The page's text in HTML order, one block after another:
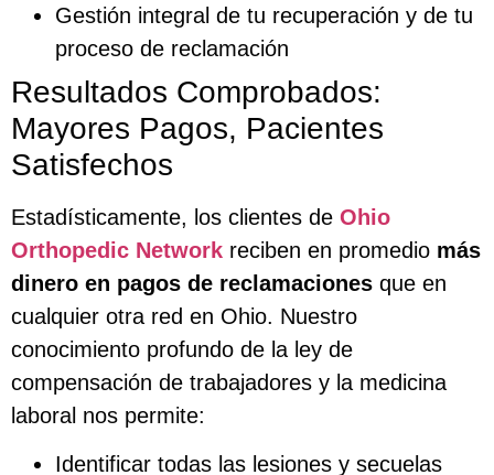
Gestión integral de tu recuperación y de tu
proceso de reclamación
Resultados Comprobados:
Mayores Pagos, Pacientes
Satisfechos
Estadísticamente, los clientes de Ohio
Orthopedic Network reciben en promedio más
dinero en pagos de reclamaciones que en
cualquier otra red en Ohio. Nuestro
conocimiento profundo de la ley de
compensación de trabajadores y la medicina
laboral nos permite:
Identificar todas las lesiones y secuelas